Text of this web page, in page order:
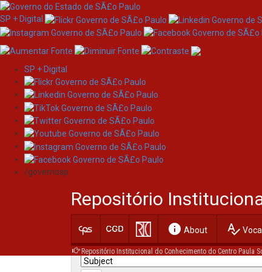
Skip
navigation
SP + Digital
SP + Digital
/governosp
Repositório
info About spellcheck
Repositório Institucional do Conhecimento do Centro Paula
Search
Current filters: